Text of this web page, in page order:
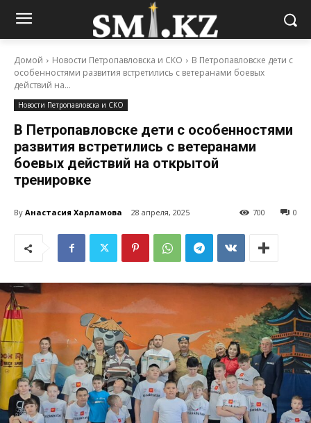
Домой Новости Петропавловска и СКО
В Петропавловске дети с
особенностями развития встретились с ветеранами боевых
действий на...
Новости Петропавловска и СКО
В Петропавловске дети с особенностями
развития встретились с ветеранами
боевых действий на открытой
тренировке
By Анастасия Харламова 28 апреля, 2025 0
700